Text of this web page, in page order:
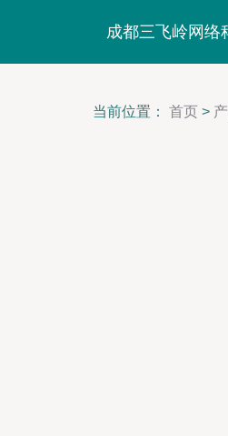
成都三飞岭网络
当前位置： 首页 >